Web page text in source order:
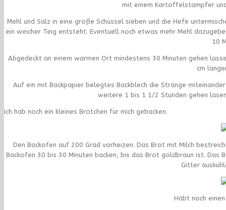
mit einem Kartoffelstampfer
Mehl und Salz in eine große Schüssel sieben und die Hefe
ein weicher Teig entsteht. Eventuell noch etwas mehr Mehl
10
Abgedeckt an einem warmen Ort mindestens 30 Minuten gehen
cm
Auf ein mit Backpapier belegtes Backblech die Stränge
weitere 1 bis 1 1/2 Stunden gehen
Ich hab noch ein kleines Brötchen für mich gebacken.
Den Backofen auf 200 Grad vorheizen. Das Brot mit Milch
Backofen 30 bis 30 Minuten backen, bis das Brot goldbraun ist.
Gitter
Habt noch